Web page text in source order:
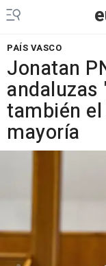
PAÍS VASCO
Jonatan
también
mayoría